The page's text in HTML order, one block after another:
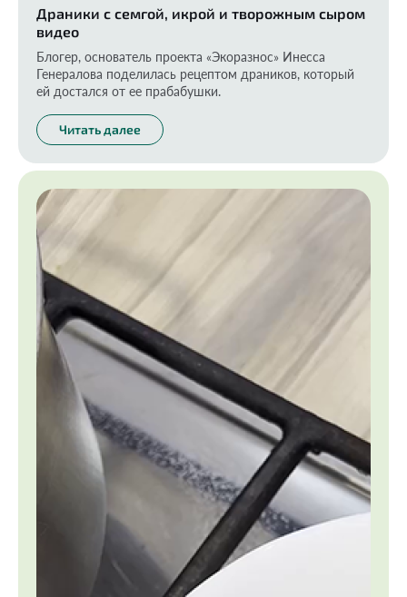
Драники с семгой, икрой и творожным сыром
видео
Блогер, основатель проекта «Экоразнос» Инесса
Генералова поделилась рецептом драников, который
ей достался от ее прабабушки.
Читать далее